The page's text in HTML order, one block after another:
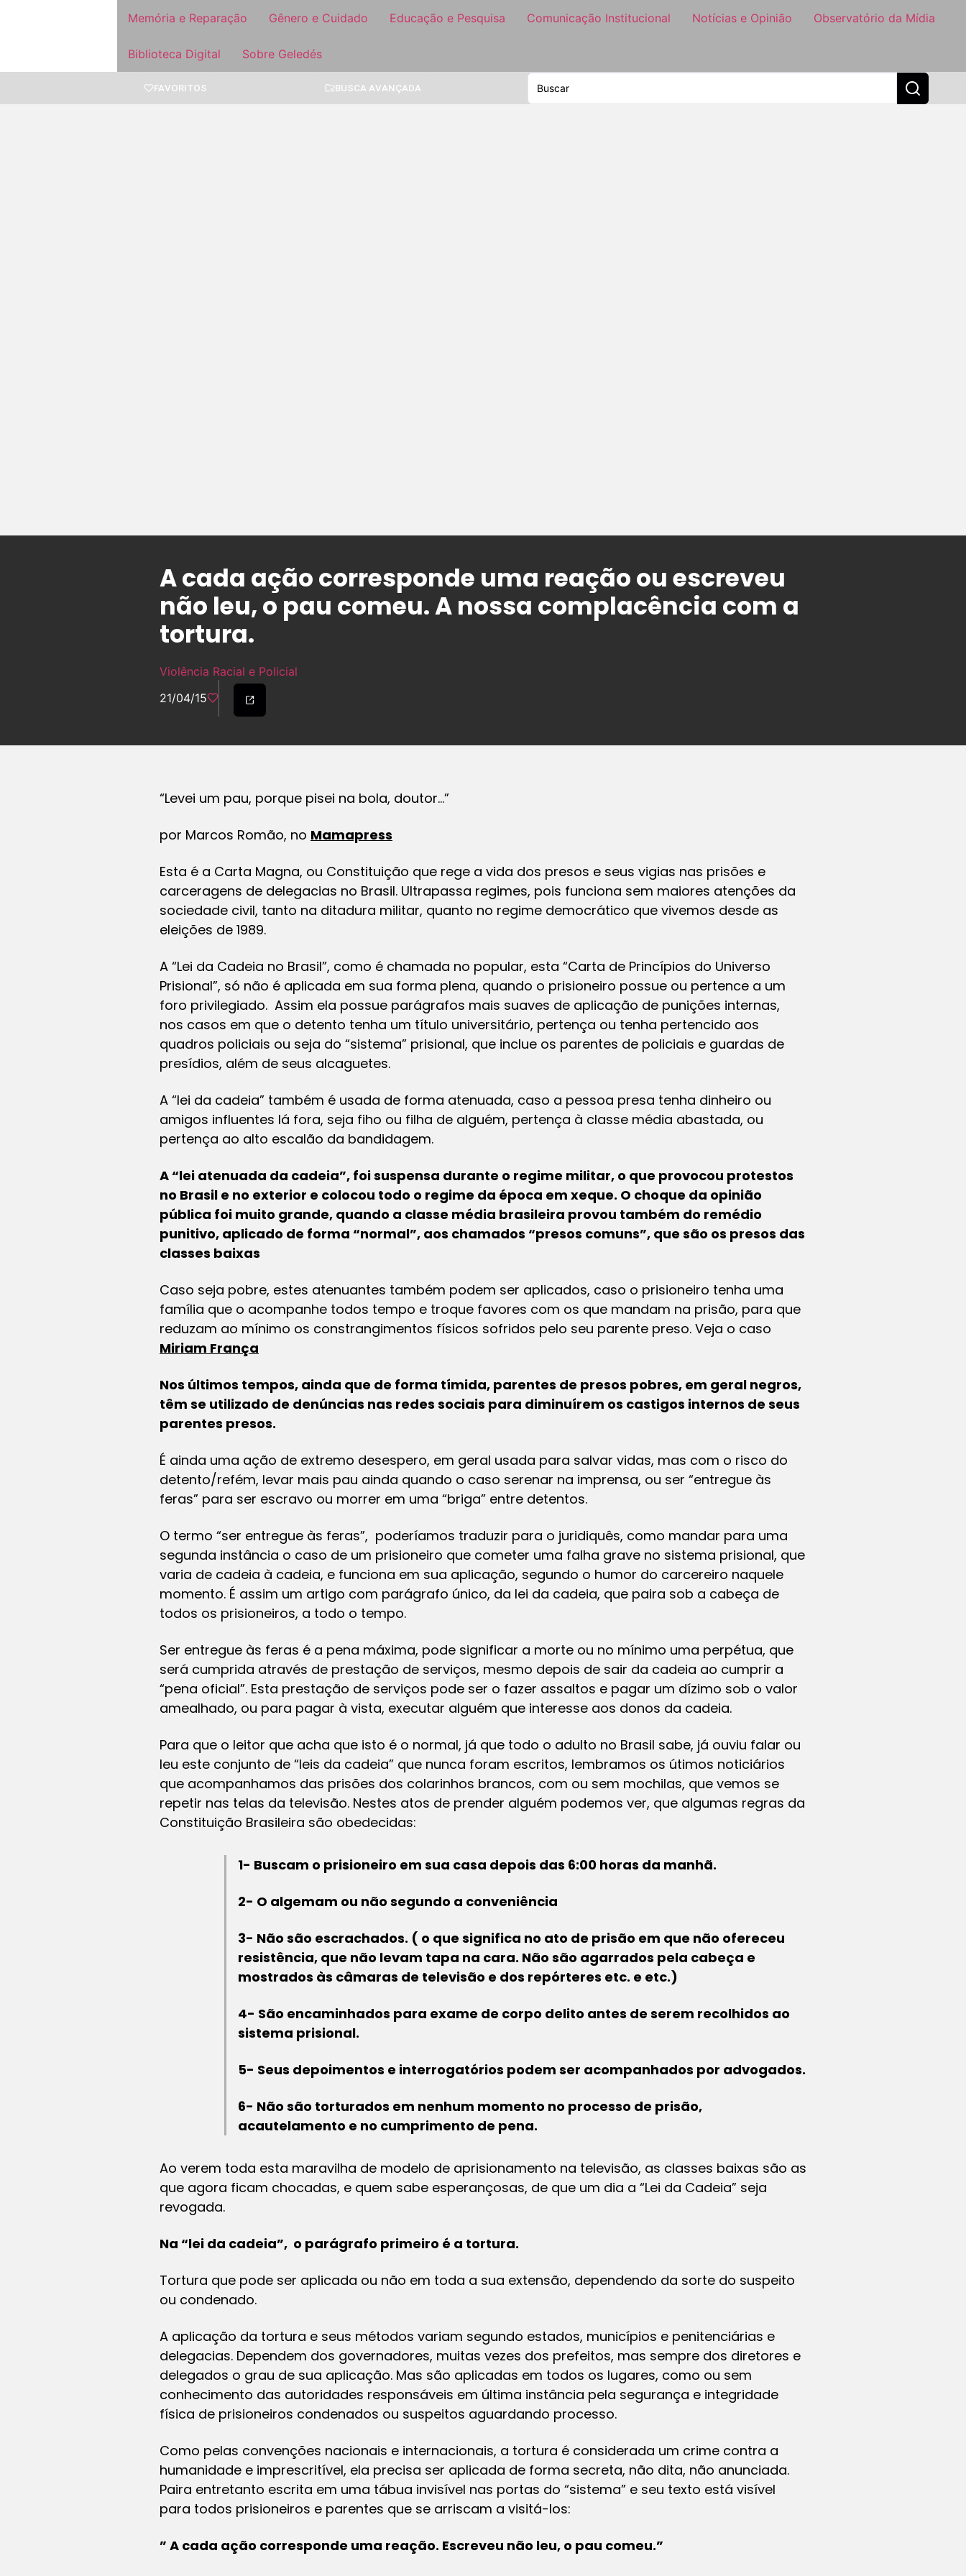
Memória e Reparação Gênero e Cuidado Educação e Pesquisa Comunicação Institucional Notícias e Opinião Observatório da Mídia
Biblioteca Digital Sobre Geledés
FAVORITOS BUSCA AVANÇADA
A cada ação corresponde uma reação ou escreveu
não leu, o pau comeu. A nossa complacência com a
tortura.
Violência Racial e Policial
21/04/15
“Levei um pau, porque pisei na bola, doutor…”
por Marcos Romão, no Mamapress
Esta é a Carta Magna, ou Constituição que rege a vida dos presos e seus vigias nas prisões e
carceragens de delegacias no Brasil. Ultrapassa regimes, pois funciona sem maiores atenções da
sociedade civil, tanto na ditadura militar, quanto no regime democrático que vivemos desde as
eleições de 1989.
A “Lei da Cadeia no Brasil”, como é chamada no popular, esta “Carta de Princípios do Universo
Prisional”, só não é aplicada em sua forma plena, quando o prisioneiro possue ou pertence a um
foro privilegiado. Assim ela possue parágrafos mais suaves de aplicação de punições internas,
nos casos em que o detento tenha um título universitário, pertença ou tenha pertencido aos
quadros policiais ou seja do “sistema” prisional, que inclue os parentes de policiais e guardas de
presídios, além de seus alcaguetes.
A “lei da cadeia” também é usada de forma atenuada, caso a pessoa presa tenha dinheiro ou
amigos influentes lá fora, seja fiho ou filha de alguém, pertença à classe média abastada, ou
pertença ao alto escalão da bandidagem.
A “lei atenuada da cadeia”, foi suspensa durante o regime militar, o que provocou protestos
no Brasil e no exterior e colocou todo o regime da época em xeque. O choque da opinião
pública foi muito grande, quando a classe média brasileira provou também do remédio
punitivo, aplicado de forma “normal”, aos chamados “presos comuns”, que são os presos das
classes baixas
Caso seja pobre, estes atenuantes também podem ser aplicados, caso o prisioneiro tenha uma
família que o acompanhe todos tempo e troque favores com os que mandam na prisão, para que
reduzam ao mínimo os constrangimentos físicos sofridos pelo seu parente preso. Veja o caso
Miriam França
Nos últimos tempos, ainda que de forma tímida, parentes de presos pobres, em geral negros,
têm se utilizado de denúncias nas redes sociais para diminuírem os castigos internos de seus
parentes presos.
É ainda uma ação de extremo desespero, em geral usada para salvar vidas, mas com o risco do
detento/refém, levar mais pau ainda quando o caso serenar na imprensa, ou ser “entregue às
feras” para ser escravo ou morrer em uma “briga” entre detentos.
O termo “ser entregue às feras”, poderíamos traduzir para o juridiquês, como mandar para uma
segunda instância o caso de um prisioneiro que cometer uma falha grave no sistema prisional, que
varia de cadeia à cadeia, e funciona em sua aplicação, segundo o humor do carcereiro naquele
momento. É assim um artigo com parágrafo único, da lei da cadeia, que paira sob a cabeça de
todos os prisioneiros, a todo o tempo.
Ser entregue às feras é a pena máxima, pode significar a morte ou no mínimo uma perpétua, que
será cumprida através de prestação de serviços, mesmo depois de sair da cadeia ao cumprir a
“pena oficial”. Esta prestação de serviços pode ser o fazer assaltos e pagar um dízimo sob o valor
amealhado, ou para pagar à vista, executar alguém que interesse aos donos da cadeia.
Para que o leitor que acha que isto é o normal, já que todo o adulto no Brasil sabe, já ouviu falar ou
leu este conjunto de “leis da cadeia” que nunca foram escritos, lembramos os útimos noticiários
que acompanhamos das prisões dos colarinhos brancos, com ou sem mochilas, que vemos se
repetir nas telas da televisão. Nestes atos de prender alguém podemos ver, que algumas regras da
Constituição Brasileira são obedecidas:
1- Buscam o prisioneiro em sua casa depois das 6:00 horas da manhã.
2- O algemam ou não segundo a conveniência
3- Não são escrachados. ( o que significa no ato de prisão em que não ofereceu
resistência, que não levam tapa na cara. Não são agarrados pela cabeça e
mostrados às câmaras de televisão e dos repórteres etc. e etc.)
4- São encaminhados para exame de corpo delito antes de serem recolhidos ao
sistema prisional.
5- Seus depoimentos e interrogatórios podem ser acompanhados por advogados.
6- Não são torturados em nenhum momento no processo de prisão,
acautelamento e no cumprimento de pena.
Ao verem toda esta maravilha de modelo de aprisionamento na televisão, as classes baixas são as
que agora ficam chocadas, e quem sabe esperançosas, de que um dia a “Lei da Cadeia” seja
revogada.
Na “lei da cadeia”, o parágrafo primeiro é a tortura.
Tortura que pode ser aplicada ou não em toda a sua extensão, dependendo da sorte do suspeito
ou condenado.
A aplicação da tortura e seus métodos variam segundo estados, municípios e penitenciárias e
delegacias. Dependem dos governadores, muitas vezes dos prefeitos, mas sempre dos diretores e
delegados o grau de sua aplicação. Mas são aplicadas em todos os lugares, como ou sem
conhecimento das autoridades responsáveis em última instância pela segurança e integridade
física de prisioneiros condenados ou suspeitos aguardando processo.
Como pelas convenções nacionais e internacionais, a tortura é considerada um crime contra a
humanidade e imprescritível, ela precisa ser aplicada de forma secreta, não dita, não anunciada.
Paira entretanto escrita em uma tábua invisível nas portas do “sistema” e seu texto está visível
para todos prisioneiros e parentes que se arriscam a visitá-los:
” A cada ação corresponde uma reação. Escreveu não leu, o pau comeu.”